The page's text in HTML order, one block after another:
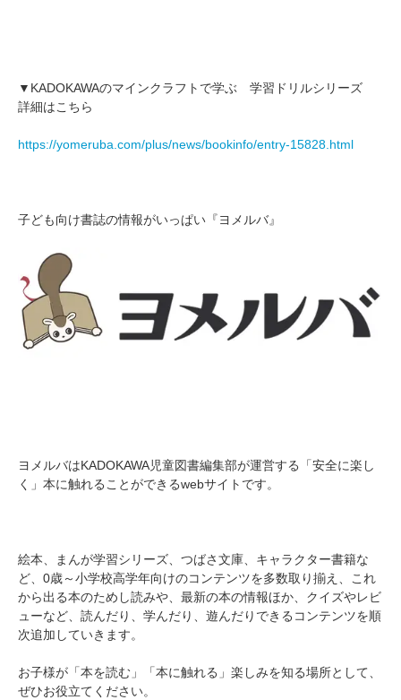
▼KADOKAWAのマインクラフトで学ぶ 学習ドリルシリーズ
詳細はこちら
https://yomeruba.com/plus/news/bookinfo/entry-15828.html
子ども向け書誌の情報がいっぱい『ヨメルバ』
ヨメルバはKADOKAWA児童図書編集部が運営する「安全に楽し
く」本に触れることができるwebサイトです。
絵本、まんが学習シリーズ、つばさ文庫、キャラクター書籍な
ど、0歳～小学校高学年向けのコンテンツを多数取り揃え、これ
から出る本のためし読みや、最新の本の情報ほか、クイズやレビ
ューなど、読んだり、学んだり、遊んだりできるコンテンツを順
次追加していきます。
お子様が「本を読む」「本に触れる」楽しみを知る場所として、
ぜひお役立てください。